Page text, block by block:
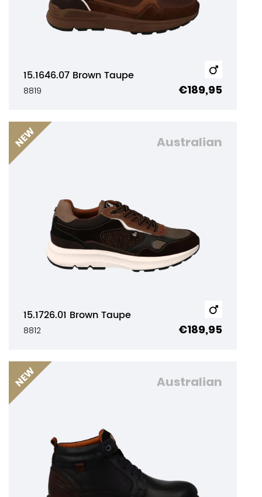
15.1646.07 Brown Taupe
8819 €189,95
Australian
15.1726.01 Brown Taupe
8812 €189,95
Australian